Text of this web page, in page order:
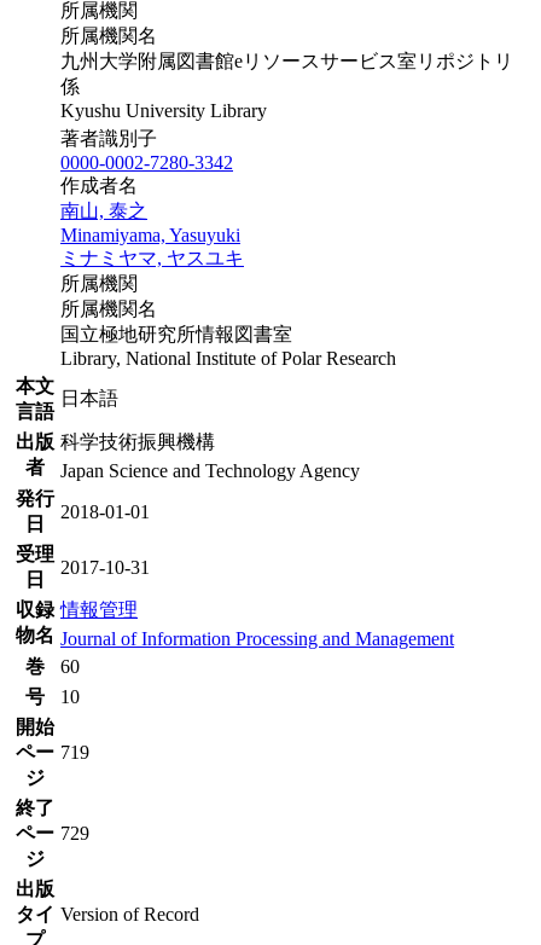
所属機関
所属機関名
九州大学附属図書館eリソースサービス室リポジトリ
係
Kyushu University Library
著者識別子
0000-0002-7280-3342
作成者名
南山, 泰之
Minamiyama, Yasuyuki
ミナミヤマ, ヤスユキ
所属機関
所属機関名
国立極地研究所情報図書室
Library, National Institute of Polar Research
本文
言語
日本語
出版
者
科学技術振興機構
Japan Science and Technology Agency
発行
日
2018-01-01
受理
日
2017-10-31
収録
物名
情報管理
Journal of Information Processing and Management
巻
60
号
10
開始
ペー
ジ
719
終了
ペー
ジ
729
出版
タイ
プ
Version of Record